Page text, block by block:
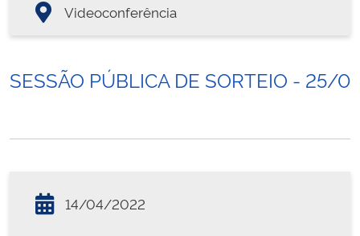
Videoconferência
SESSÃO PÚBLICA DE SORTEIO - 25/
14/04/2022